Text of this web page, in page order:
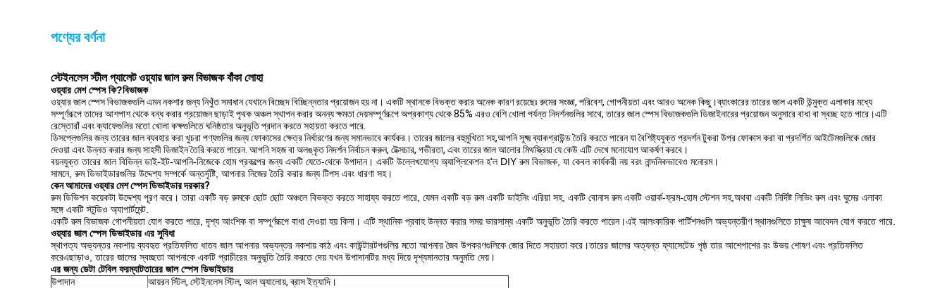
পণ্যের বর্ণনা
স্টেইনলেস স্টীল প্যালেট ওয়্যার জাল রুম বিভাজক বাঁকা লোহা
ওয়্যার মেশ স্পেস কি?বিভাজক
ওয়্যার জাল স্পেস বিভাজকগুলি এমন নকশার জন্য নিখুঁত সমাধান যেখানে বিচ্ছেদ বিচ্ছিন্নতার প্রয়োজন হয় না। একটি স্থানকে বিভক্ত করার অনেক কারণ রয়েছেঃ রুমের সংজ্ঞা, পরিবেশ, গোপনীয়তা এবং আরও অনেক কিছু।ব্যাংকারের তারের জাল একটি উন্মুক্ত এলাকার মধ্যে
সম্পূর্ণরূপে তাদের আশপাশ থেকে বন্ধ করার প্রয়োজন ছাড়াই পৃথক অঞ্চল স্থাপন করার অনন্য ক্ষমতা দেয়সম্পূর্ণরূপে অপ্রকাশ্য থেকে 85% এরও বেশি খোলা পর্যন্ত নিদর্শনগুলির সাথে, তারের জাল স্পেস বিভাজকগুলি ডিজাইনারের প্রয়োজন অনুসারে বাধা বা স্বচ্ছ হতে পারে।এটি
রেস্তোরাঁ এবং ক্যাফেগুলির মতো খোলা কক্ষগুলিতে ঘনিষ্ঠতার অনুভূতি প্রদান করতে সহায়তা করতে পারে.
ডিসপ্লেগুলির জন্য তারের জাল ব্যবহার করা খুচরা পণ্যগুলির জন্য ফোকাসের ক্ষেত্র নির্ধারণের জন্য সমানভাবে কার্যকর। তারের জালের বহুমুখিতা সহ,আপনি সূক্ষ্ম ব্যাকগ্রাউন্ড তৈরি করতে পারেন যা বৈশিষ্ট্যযুক্ত প্রদর্শন টুকরা উপর ফোকাস করা বা প্রদর্শিত আইটেমগুলিকে জোর
দেওয়া এবং উন্নত করার জন্য সাহসী ডিজাইন তৈরি করতে পারেন. আপনি সহজ বা অলঙ্কৃত নিদর্শন নির্বাচন করুন, টেক্সচার, গভীরতা, এবং তারের জাল আলোর মিথস্ক্রিয়া যে কেউ এটি দেখে মনোযোগ আকর্ষণ করবে।
বয়নযুক্ত তারের জাল বিভিন্ন ডাই-ইট-আপনি-নিজেকে হোম প্রকল্পের জন্য একটি যেতে-থেকে উপাদান। একটি উল্লেখযোগ্য অ্যাপ্লিকেশন হ'ল DIY রুম বিভাজক, যা কেবল কার্যকরী নয় বরং নান্দনিকভাবেও মনোরম।
সামনে, রুম ডিভাইডারগুলির উদ্দেশ্য সম্পর্কে অন্তর্দৃষ্টি, আপনার নিজের তৈরি করার জন্য টিপস এবং ধারণা সহ।
কেন আমাদের ওয়্যার মেশ স্পেস ডিভাইডার দরকার?
রুম ডিভিশন কয়েকটা উদ্দেশ্য পূরণ করে। তারা একটি বড় রুমকে ছোট ছোট অঞ্চলে বিভক্ত করতে সাহায্য করতে পারে, যেমন একটি বড় রুম একটি ডাইনিং এরিয়া সহ, একটি বোনাস রুম একটি ওয়ার্ক-ফ্রম-হোম স্টেশন সহ,অথবা একটি নির্দিষ্ট লিভিং রুম এবং ঘুমের এলাকা
সঙ্গে একটি স্টুডিও অ্যাপার্টমেন্ট.
একটি রুম বিভাজক গোপনীয়তা যোগ করতে পারে, দৃশ্য আংশিক বা সম্পূর্ণরূপে বাধা দেওয়া হয় কিনা। এটি স্থানিক প্রবাহ উন্নত করার সময় ভারসাম্য একটি অনুভূতি তৈরি করতে পারেন।এই আলংকারিক পার্টিশনগুলি অভ্যন্তরীণ স্থানগুলিতে চাক্ষুষ আবেদন যোগ করতে পারে.
ওয়্যার জাল স্পেস ডিভাইডার এর সুবিধা
স্থাপত্য অভ্যন্তর নকশায় ব্যবহৃত প্রতিফলিত ধাতব জাল আপনার অভ্যন্তর নকশায় কাঠ এবং কাউন্টারটপগুলির মতো আপনার জৈব উপকরণগুলিকে জোর দিতে সহায়তা করে।তারের জালের অত্যন্ত ফ্যাসেটেড পৃষ্ঠ তার আশেপাশের রং উভয় শোষণ এবং প্রতিফলিত
করেএছাড়াও, তারের জালের স্বচ্ছতা আপনাকে একটি প্রাচীরের অনুভূতি তৈরি করতে দেয় যখন উপাদানটির মধ্য দিয়ে দৃশ্যমানতার অনুমতি দেয়।
এর জন্য ডেটা টেবিল ফরম্যাটতারের জাল স্পেস ডিভাইডার
উপাদান
আয়রন স্টিল, স্টেইনলেস স্টিল, আল অ্যালোয়, ব্রাস ইত্যাদি।